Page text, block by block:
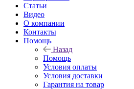
Статьи
Видео
О компании
Контакты
Помощь
Назад
Помощь
Условия оплаты
Условия доставки
Гарантия на товар